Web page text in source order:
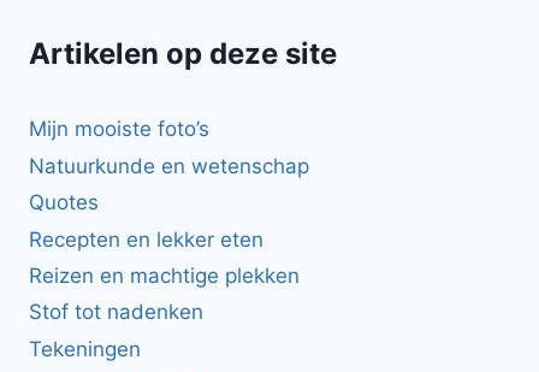
Artikelen op deze site
Mijn mooiste foto’s
Natuurkunde en wetenschap
Quotes
Recepten en lekker eten
Reizen en machtige plekken
Stof tot nadenken
Tekeningen